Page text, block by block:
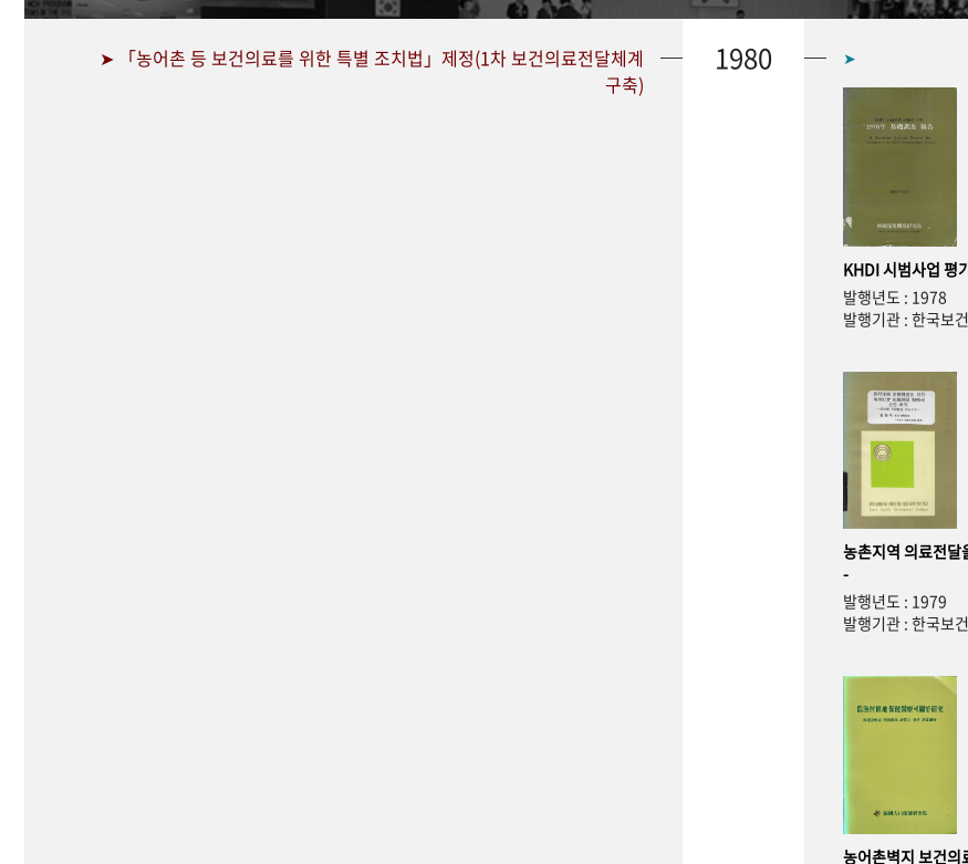
➤ 「농어촌 등 보건의료를 위한 특별 조치법」제정(1차 보건의료전달체계
구축)
1980 ➤
KHDI 시범사업 평
발행년도 : 1978
발행기관 : 한국보
농촌지역 의료전달
-
발행년도 : 1979
발행기관 : 한국보
농어촌벽지 보건의